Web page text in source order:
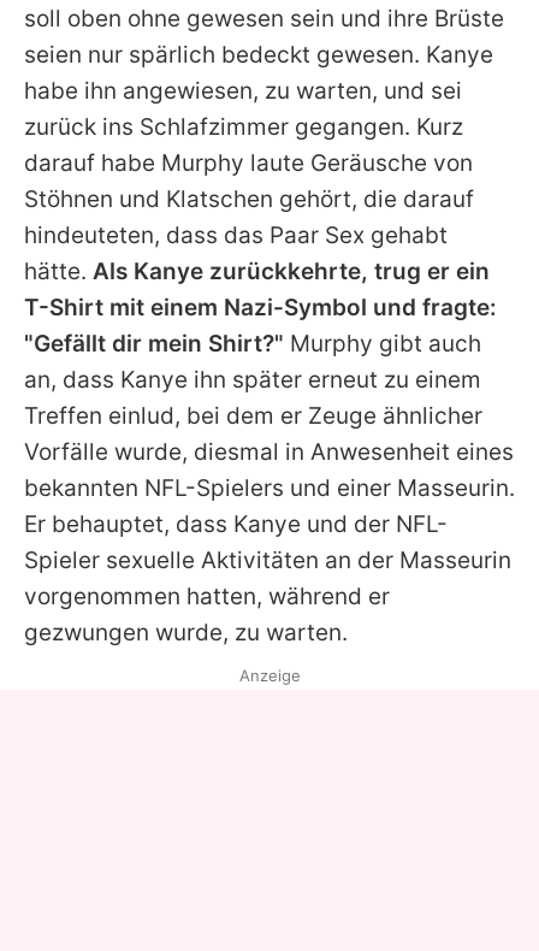
soll oben ohne gewesen sein und ihre Brüste
seien nur spärlich bedeckt gewesen. Kanye
habe ihn angewiesen, zu warten, und sei
zurück ins Schlafzimmer gegangen. Kurz
darauf habe Murphy laute Geräusche von
Stöhnen und Klatschen gehört, die darauf
hindeuteten, dass das Paar Sex gehabt
hätte. Als Kanye zurückkehrte, trug er ein
T-Shirt mit einem Nazi-Symbol und fragte:
"Gefällt dir mein Shirt?" Murphy gibt auch
an, dass Kanye ihn später erneut zu einem
Treffen einlud, bei dem er Zeuge ähnlicher
Vorfälle wurde, diesmal in Anwesenheit eines
bekannten NFL-Spielers und einer Masseurin.
Er behauptet, dass Kanye und der NFL-
Spieler sexuelle Aktivitäten an der Masseurin
vorgenommen hatten, während er
gezwungen wurde, zu warten.
Anzeige